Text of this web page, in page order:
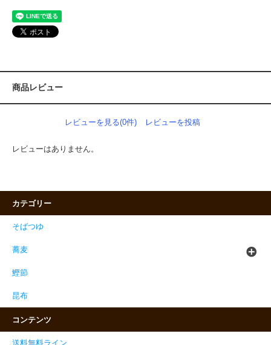
商品レビュー
レビューを見る(0件) レビューを投稿
レビューはありません。
カテゴリー
そばつゆ
蕎麦
鰹節
昆布
コンテンツ